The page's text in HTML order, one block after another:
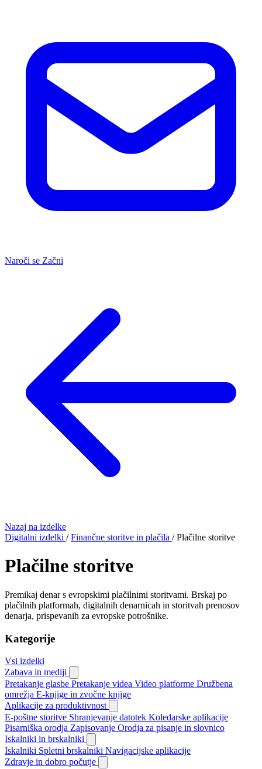
Naroči se Začni
Nazaj na izdelke
Digitalni izdelki / Finančne storitve in plačila / Plačilne storitve
Plačilne storitve
Premikaj denar s evropskimi plačilnimi storitvami. Brskaj po
plačilnih platformah, digitalnih denarnicah in storitvah prenosov
denarja, prispevanih za evropske potrošnike.
Kategorije
Vsi izdelki
Zabava in mediji
Pretakanje glasbe Pretakanje videa Video platforme Družbena
omrežja E-knjige in zvočne knjige
Aplikacije za produktivnost
E-poštne storitve Shranjevanje datotek Koledarske aplikacije
Pisarniška orodja Zapisovanje Orodja za pisanje in slovnico
Iskalniki in brskalniki
Iskalniki Spletni brskalniki Navigacijske aplikacije
Zdravje in dobro počutje